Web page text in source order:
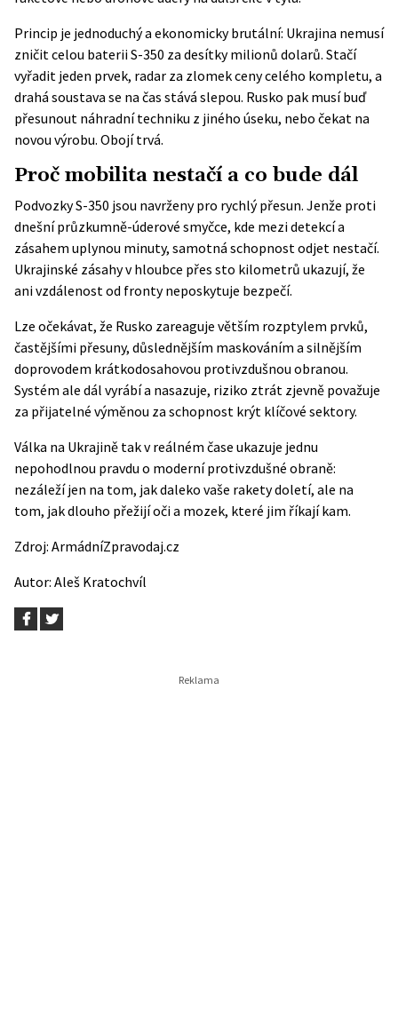
Princip je jednoduchý a ekonomicky brutální: Ukrajina nemusí
zničit celou baterii S-350 za desítky milionů dolarů. Stačí
vyřadit jeden prvek, radar za zlomek ceny celého kompletu, a
drahá soustava se na čas stává slepou. Rusko pak musí buď
přesunout náhradní techniku z jiného úseku, nebo čekat na
novou výrobu. Obojí trvá.
Proč mobilita nestačí a co bude dál
Podvozky S-350 jsou navrženy pro rychlý přesun. Jenže proti
dnešní průzkumně-úderové smyčce, kde mezi detekcí a
zásahem uplynou minuty, samotná schopnost odjet nestačí.
Ukrajinské zásahy v hloubce přes sto kilometrů ukazují, že
ani vzdálenost od fronty neposkytuje bezpečí.
Lze očekávat, že Rusko zareaguje větším rozptylem prvků,
častějšími přesuny, důslednějším maskováním a silnějším
doprovodem krátkodosahovou protivzdušnou obranou.
Systém ale dál vyrábí a nasazuje, riziko ztrát zjevně považuje
za přijatelné výměnou za schopnost krýt klíčové sektory.
Válka na Ukrajině tak v reálném čase ukazuje jednu
nepohodlnou pravdu o moderní protivzdušné obraně:
nezáleží jen na tom, jak daleko vaše rakety doletí, ale na
tom, jak dlouho přežijí oči a mozek, které jim říkají kam.
Zdroj: ArmádníZpravodaj.cz
Autor: Aleš Kratochvíl